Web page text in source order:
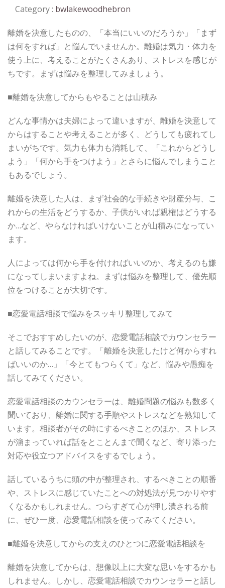
Category : bwlakewoodhebron
離婚を決意したものの、「本当にいいのだろうか」「まず
は何をすれば」と悩んでいませんか。離婚は気力・体力を
使う上に、考えることがたくさんあり、ストレスを感じが
ちです。まずは悩みを整理してみましょう。
■離婚を決意してからもやることは山積み
どんな事情かは夫婦によって違いますが、離婚を決意して
からはすることや考えることが多く、どうしても疲れてし
まいがちです。気力も体力も消耗して、「これからどうし
よう」「何から手をつけよう」とさらに悩んでしまうこと
もあるでしょう。
離婚を決意した人は、まず社会的な手続きや財産分与、こ
れからの生活をどうするか、子供がいれば親権はどうする
か…など、やらなければいけないことが山積みになってい
ます。
人によっては何から手を付ければいいのか、考えるのも嫌
になってしまいますよね。まずは悩みを整理して、優先順
位をつけることが大切です。
■恋愛電話相談で悩みをスッキリ整理してみて
そこでおすすめしたいのが、恋愛電話相談でカウンセラー
と話してみることです。「離婚を決意したけど何からすれ
ばいいのか…」「今とてもつらくて」など、悩みや愚痴を
話してみてください。
恋愛電話相談のカウンセラーは、離婚問題の悩みも数多く
聞いており、離婚に関する手順やストレスなどを熟知して
います。相談者がその時にするべきことのほか、ストレス
が溜まっていれば話をとことんまで聞くなど、寄り添った
対応や役立つアドバイスをするでしょう。
話しているうちに頭の中が整理され、するべきことの順番
や、ストレスに感じていたことへの対処法が見つかりやす
くなるかもしれません。つらすぎて心が押し潰される前
に、ぜひ一度、恋愛電話相談を使ってみてください。
■離婚を決意してからの支えのひとつに恋愛電話相談を
離婚を決意してからは、想像以上に大変な思いをするかも
しれません。しかし、恋愛電話相談でカウンセラーと話し